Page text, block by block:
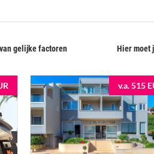
gelijke factoren
Hier moet
v.a. 515